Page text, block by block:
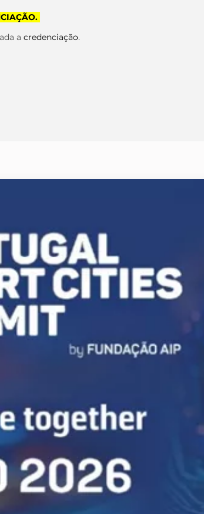
a credenciação.